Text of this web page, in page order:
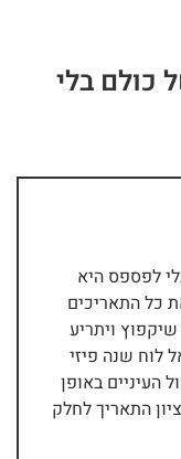
כולם בלי
לפספס היא
כל התאריכים
שיקפוץ ויתריע
לוח שנה פיזי
העיניים באופן
התאריך לחלק